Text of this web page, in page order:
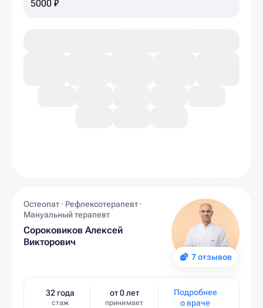
5000 ₽
7 отзывов
Остеопат · Рефлексотерапевт ·
Мануальный терапевт
Сороковиков Алексей
Викторович
32 года
стаж
от 0 лет
принимает
Подробнее
о враче